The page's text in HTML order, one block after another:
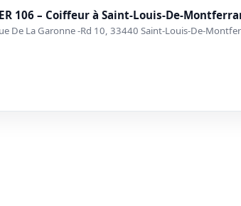
106 – Coiffeur à Saint-Louis-De-
De La Garonne -Rd 10, 33440 Saint-Louis-De-